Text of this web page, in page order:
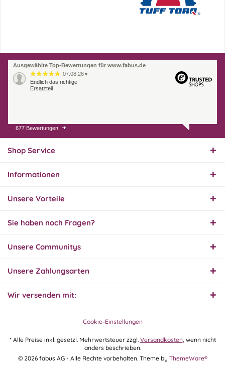
Ausgewählte Top-Bewertungen für www.fabus.de
07.08.26 ▼
Endlich das richtige
Ersatzteil
01.08.26
Innerhalb 2 Tagen Ware
Super schnelle Lieferung,
Produkt und Preis
30.07.26
29.07.26▼
677 Bewertungen
Shop Service
Informationen
Unsere Vorteile
Sie haben noch Fragen?
Unsere Communitys
Unsere Zahlungsarten
Wir versenden mit:
Cookie-Einstellungen
* Alle Preise inkl. gesetzl. Mehrwertsteuer zzgl. Versandkosten, wenn nicht
anders beschrieben.
© 2026 fabus AG - Alle Rechte vorbehalten. Theme by ThemeWare®